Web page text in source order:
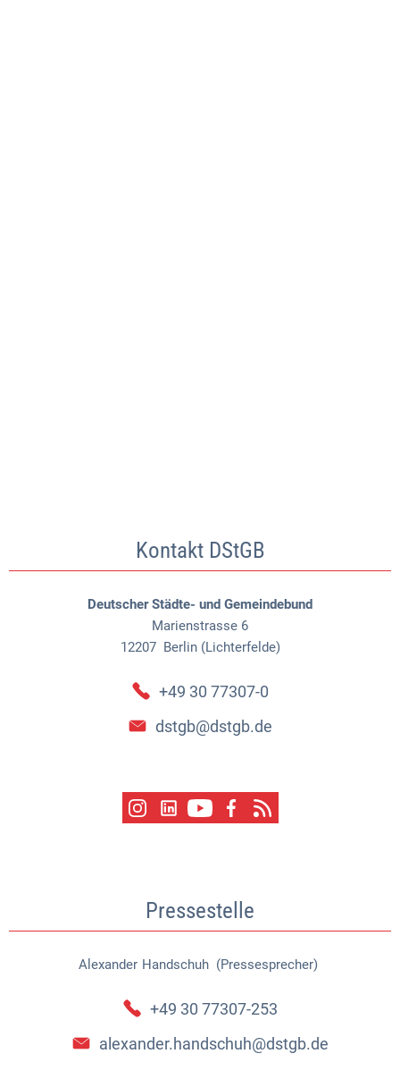
Kontakt DStGB
Deutscher Städte- und Gemeindebund
Marienstrasse 6
12207 Berlin (Lichterfelde)
+49 30 77307-0
dstgb@dstgb.de
Pressestelle
Alexander Handschuh (Pressesprecher)
Alexander Handschuh
+49 30 77307-253
alexander.handschuh@dstgb.de